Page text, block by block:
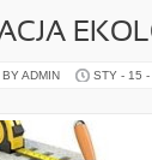
ADMIN STY - 15 -